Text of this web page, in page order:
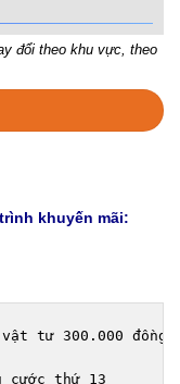
đổi theo khu vực, theo
khuyến mãi:
vật tư 300.000
cước thứ 13